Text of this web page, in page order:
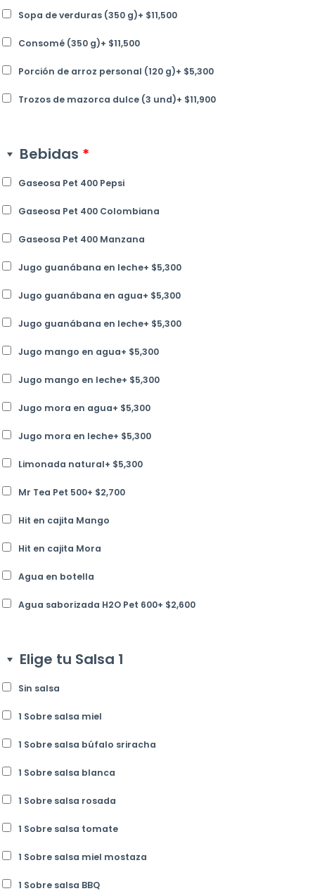
Sopa de verduras (350 g)+ $11,500
Consomé (350 g)+ $11,500
Porción de arroz personal (120 g)+ $5,300
Trozos de mazorca dulce (3 und)+ $11,900
Bebidas *
Gaseosa Pet 400 Pepsi
Gaseosa Pet 400 Colombiana
Gaseosa Pet 400 Manzana
Jugo guanábana en leche+ $5,300
Jugo guanábana en agua+ $5,300
Jugo guanábana en leche+ $5,300
Jugo mango en agua+ $5,300
Jugo mango en leche+ $5,300
Jugo mora en agua+ $5,300
Jugo mora en leche+ $5,300
Limonada natural+ $5,300
Mr Tea Pet 500+ $2,700
Hit en cajita Mango
Hit en cajita Mora
Agua en botella
Agua saborizada H2O Pet 600+ $2,600
Elige tu Salsa 1
Sin salsa
1 Sobre salsa miel
1 Sobre salsa búfalo sriracha
1 Sobre salsa blanca
1 Sobre salsa rosada
1 Sobre salsa tomate
1 Sobre salsa miel mostaza
1 Sobre salsa BBQ